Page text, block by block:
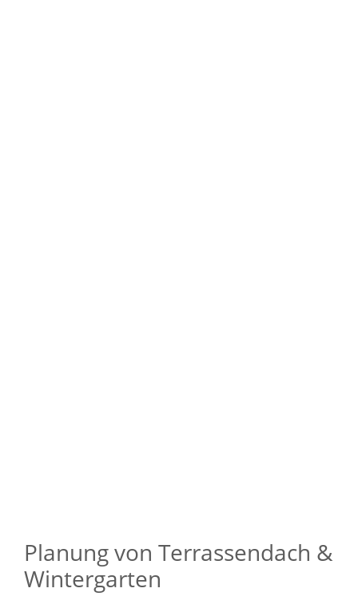
Planung von Terrassendach &
Wintergarten